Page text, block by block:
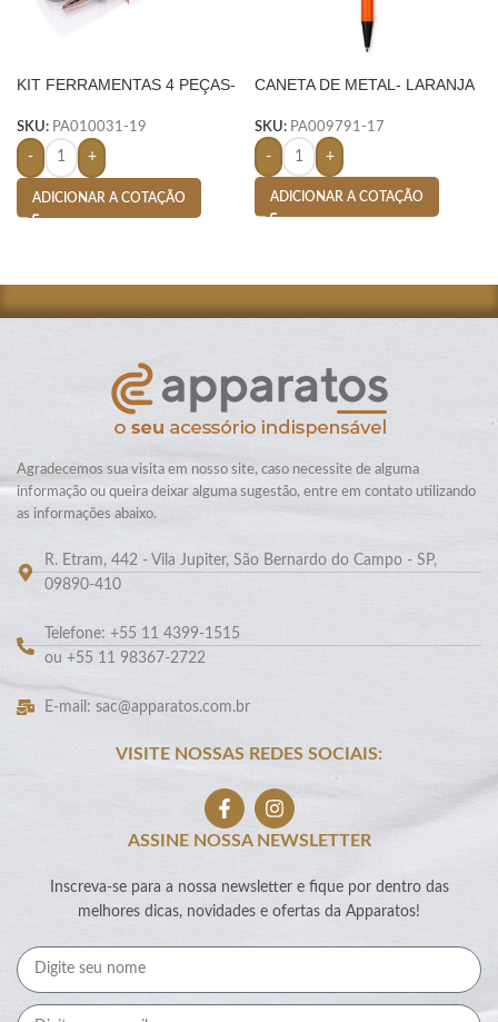
KIT FERRAMENTAS 4 PEÇAS-
SKU: PA010031-19
- +
ADICIONAR A COTAÇÃO
CANETA DE METAL- LARANJA
SKU: PA009791-17
- +
ADICIONAR A COTAÇÃO
Agradecemos sua visita em nosso site, caso necessite de alguma
informação ou queira deixar alguma sugestão, entre em contato utilizando
as informações abaixo.
R. Etram, 442 - Vila Jupiter, São Bernardo do Campo - SP,
09890-410
Telefone: +55 11 4399-1515
ou +55 11 98367-2722
E-mail: sac@apparatos.com.br
VISITE NOSSAS REDES SOCIAIS:
ASSINE NOSSA NEWSLETTER
Inscreva-se para a nossa newsletter e fique por dentro das
melhores dicas, novidades e ofertas da Apparatos!